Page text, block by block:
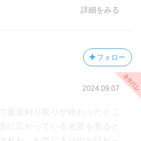
ないタッチですね！
の内容はわたしも娘もすでに
ろどころ忘れているところが
せながら思い出したようでし
詳細をみる
フォロー
2024.09.07
最近刈り取りが終わったとこ
に広がっている光景を見ると